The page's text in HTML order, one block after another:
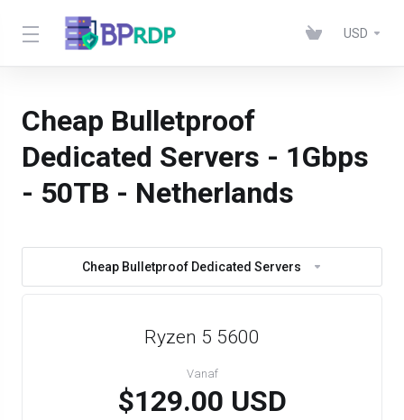
USD
Cheap Bulletproof
Dedicated Servers - 1Gbps
- 50TB - Netherlands
Cheap Bulletproof Dedicated Servers
Ryzen 5 5600
Vanaf
$129.00 USD